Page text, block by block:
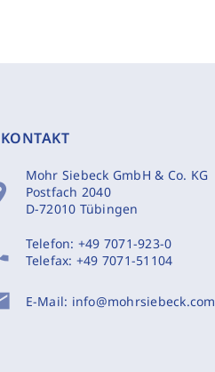
KONTAKT
Mohr Siebeck GmbH & Co. KG
Postfach 2040
D-72010 Tübingen
Telefon: +49 7071-923-0
Telefax: +49 7071-51104
E-Mail: info@mohrsiebeck.com